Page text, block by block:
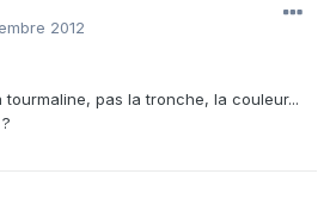
2012
pas la tronche, la couleur...